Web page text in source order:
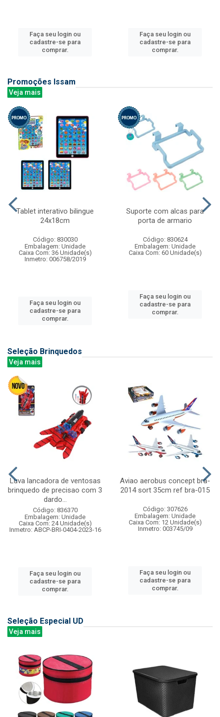
Faça seu login ou
cadastre-se para
comprar.
Faça seu login ou
cadastre-se para
comprar.
Promoções Issam
Veja mais
Tablet interativo bilingue
24x18cm
Código: 830030
Embalagem: Unidade
Caixa Com: 36 Unidade(s)
Inmetro: 006758/2019
Faça seu login ou
cadastre-se para
comprar.
Suporte com alcas para
porta de armario
Código: 830624
Embalagem: Unidade
Caixa Com: 60 Unidade(s)
Faça seu login ou
cadastre-se para
comprar.
Seleção Brinquedos
Veja mais
Luva lancadora de ventosas
brinquedo de precisao com 3
dardo...
Código: 836370
Embalagem: Unidade
Caixa Com: 24 Unidade(s)
Inmetro: ABCP-BRI-0404-2023-16
Faça seu login ou
cadastre-se para
comprar.
Aviao aerobus concept bra-
2014 sort 35cm ref bra-015
Código: 307626
Embalagem: Unidade
Caixa Com: 12 Unidade(s)
Inmetro: 003745/09
Faça seu login ou
cadastre-se para
comprar.
Seleção Especial UD
Veja mais